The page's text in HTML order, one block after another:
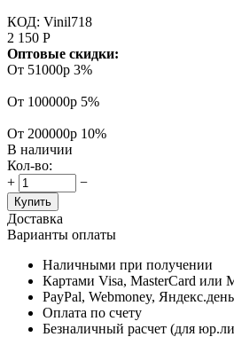
КОД: Vinil718
2 150 Р
Оптовые скидки:
От 51000р 3%
От 100000р 5%
От 200000р 10%
В наличии
Кол-во:
+
−
Купить
Доставка
Варианты оплаты
Наличными при получении
Картами Visa, MasterCard или
PayPal, Webmoney,
Оплата по счету
Безналичный расчет (для